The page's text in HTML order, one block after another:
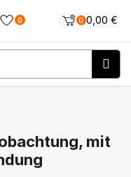
0 0 0,00 €
mit